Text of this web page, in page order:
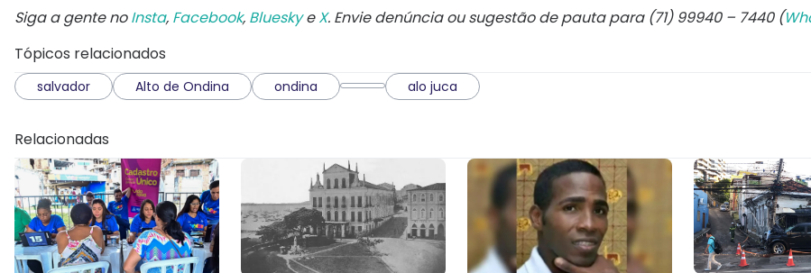
Siga a gente noInsta, Facebook, BlueskyeX. Envie denúncia ou sugestão de pauta para (71) 99940 – 7440 (
Tópicos relacionados
salvador Alto de Ondina ondina alo juca
Relacionadas